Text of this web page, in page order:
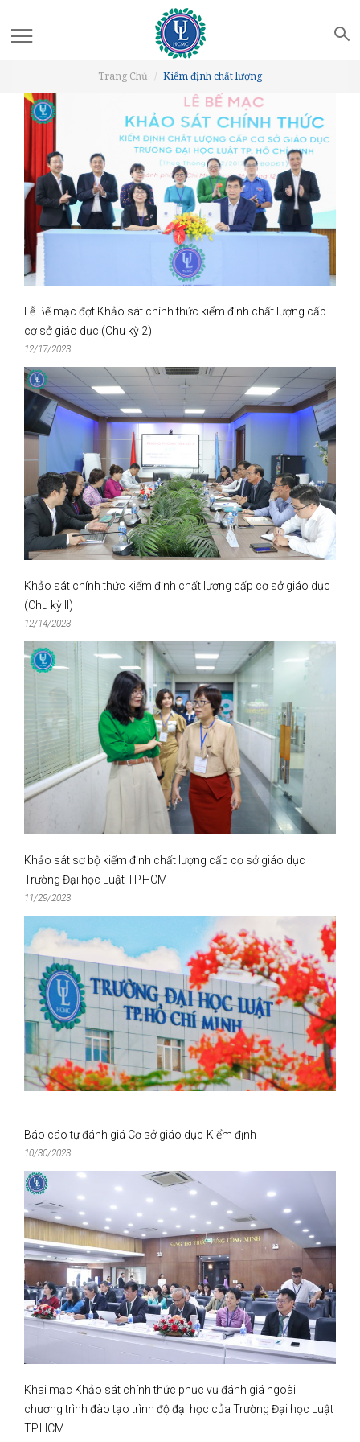
Trang Chủ Kiểm định chất lượng
Lễ Bế mạc đợt Khảo sát chính thức kiểm định chất lượng cấp
cơ sở giáo dục (Chu kỳ 2)
12/17/2023
Khảo sát chính thức kiểm định chất lượng cấp cơ sở giáo dục
(Chu kỳ II)
12/14/2023
Khảo sát sơ bộ kiểm định chất lượng cấp cơ sở giáo dục
Trường Đại học Luật TP.HCM
11/29/2023
Báo cáo tự đánh giá Cơ sở giáo dục-Kiểm định
10/30/2023
Khai mạc Khảo sát chính thức phục vụ đánh giá ngoài
chương trình đào tạo trình độ đại học của Trường Đại học Luật
TP.HCM